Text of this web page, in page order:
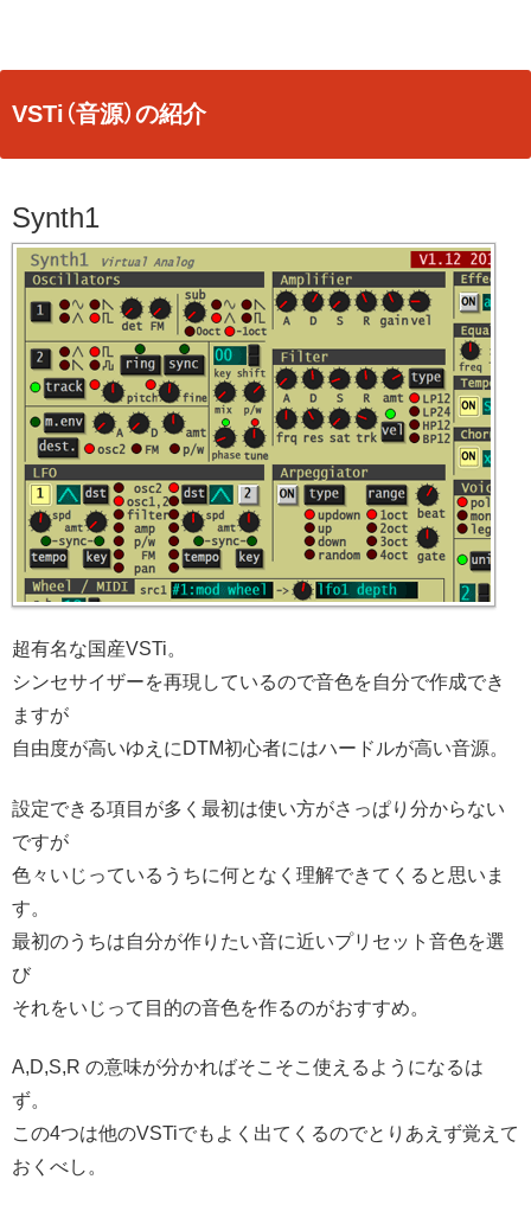
VSTi（音源）の紹介
Synth1
超有名な国産VSTi。
シンセサイザーを再現しているので音色を自分で作成でき
ますが
自由度が高いゆえにDTM初心者にはハードルが高い音源。
設定できる項目が多く最初は使い方がさっぱり分からない
ですが
色々いじっているうちに何となく理解できてくると思いま
す。
最初のうちは自分が作りたい音に近いプリセット音色を選
び
それをいじって目的の音色を作るのがおすすめ。
A,D,S,R の意味が分かればそこそこ使えるようになるは
ず。
この4つは他のVSTiでもよく出てくるのでとりあえず覚えて
おくべし。